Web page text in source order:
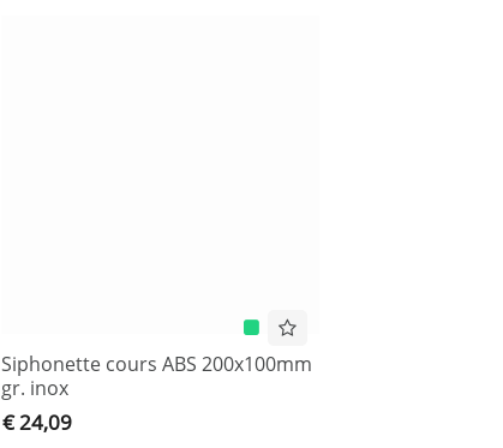
Siphonette cours ABS 200x100mm
gr. inox
€ 24,09